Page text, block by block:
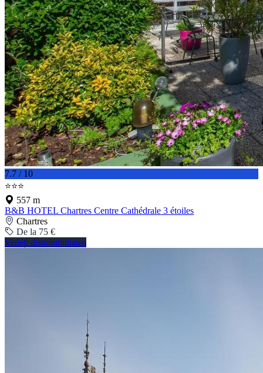
7.7 / 10
⭐⭐⭐
557 m
B&B HOTEL Chartres Centre Cathédrale 3 étoiles
Chartres
De la 75 €
Vedeți disponibilitatea